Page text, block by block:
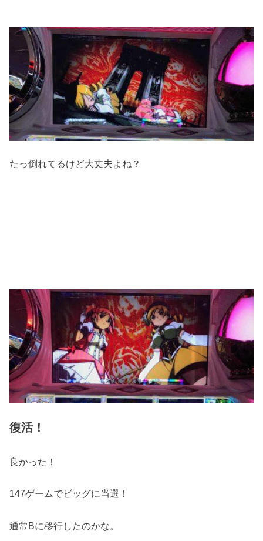
たっ倒れてるけど大丈夫よね？
復活！
良かった！
147ゲームでビッグに当選！
通常Bに移行したのかな。